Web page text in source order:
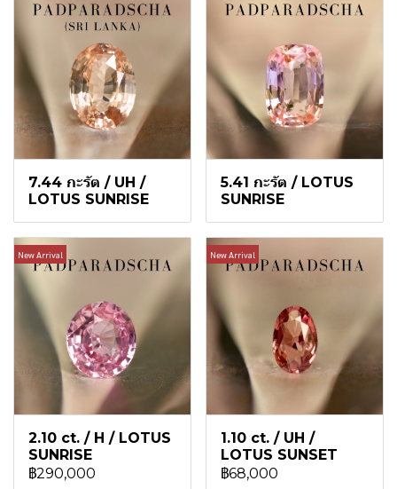
7.44 กะรัต / UH /
LOTUS SUNRISE
5.41 กะรัต / LOTUS
SUNRISE
New Arrival
2.10 ct. / H / LOTUS
SUNRISE
฿290,000
New Arrival
1.10 ct. / UH /
LOTUS SUNSET
฿68,000